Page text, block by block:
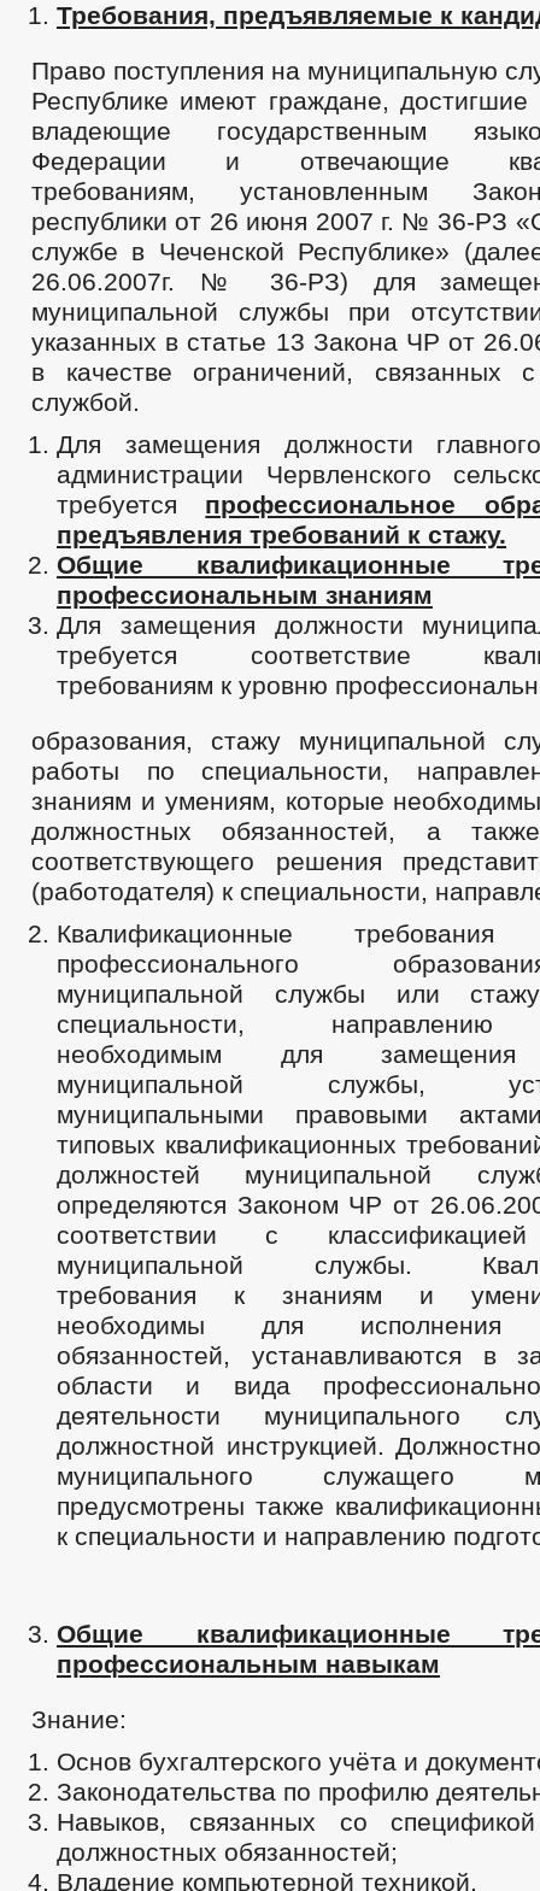
Требования, предъявляемые к
Право поступления на муниципальную
Республике имеют граждане, достигшие
владеющие государственным
Федерации и отвечающие
требованиям, установленным
республики от 26 июня 2007 г. № 36-РЗ
службе в Чеченской Республике»
26.06.2007г. № 36-РЗ) для
муниципальной службы при
указанных в статье 13 Закона ЧР от
в качестве ограничений, связанных
службой.
Для замещения должности
администрации Червленского
требуется профессиональное
предъявления требований к стажу.
Общие квалификационные
профессиональным знаниям
Для замещения должности
требуется соответствие
требованиям к уровню
образования, стажу муниципальной
работы по специальности,
знаниям и умениям, которые
должностных обязанностей, а
соответствующего решения
(работодателя) к специальности,
Квалификационные
профессионального
муниципальной службы или
специальности, направлению
необходимым для замещения
муниципальной службы,
муниципальными правовыми
типовых квалификационных
должностей муниципальной
определяются Законом ЧР от
соответствии с
муниципальной службы.
требования к знаниям и
необходимы для исполнения
обязанностей, устанавливаются в
области и вида
деятельности муниципального
должностной инструкцией.
муниципального служащего
предусмотрены также
к специальности и направлению
Общие квалификационные
профессиональным навыкам
Знание:
Основ бухгалтерского учёта и
Законодательства по профилю
Навыков, связанных со
должностных обязанностей;
Владение компьютерной техникой.